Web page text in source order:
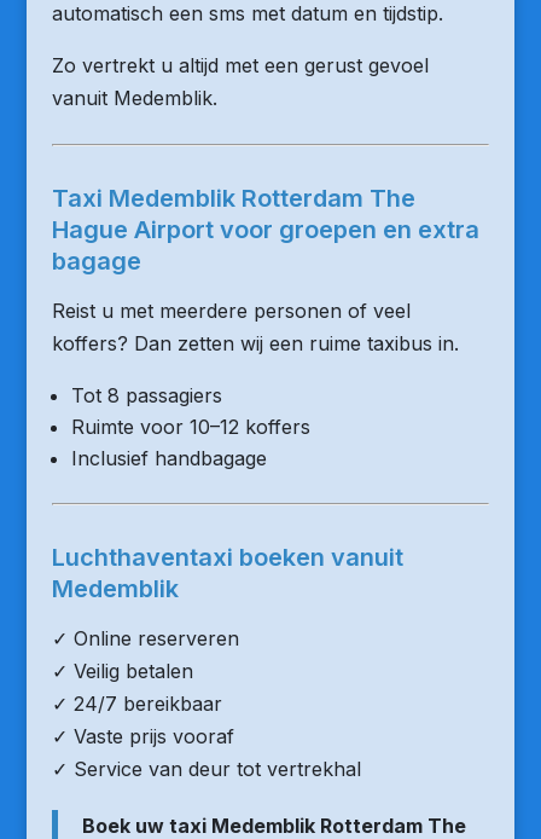
automatisch een sms met datum en tijdstip.
Zo vertrekt u altijd met een gerust gevoel
vanuit Medemblik.
Taxi Medemblik Rotterdam The
Hague Airport voor groepen en extra
bagage
Reist u met meerdere personen of veel
koffers? Dan zetten wij een ruime taxibus in.
Tot 8 passagiers
Ruimte voor 10–12 koffers
Inclusief handbagage
Luchthaventaxi boeken vanuit
Medemblik
✓ Online reserveren
✓ Veilig betalen
✓ 24/7 bereikbaar
✓ Vaste prijs vooraf
✓ Service van deur tot vertrekhal
Boek uw taxi Medemblik Rotterdam The